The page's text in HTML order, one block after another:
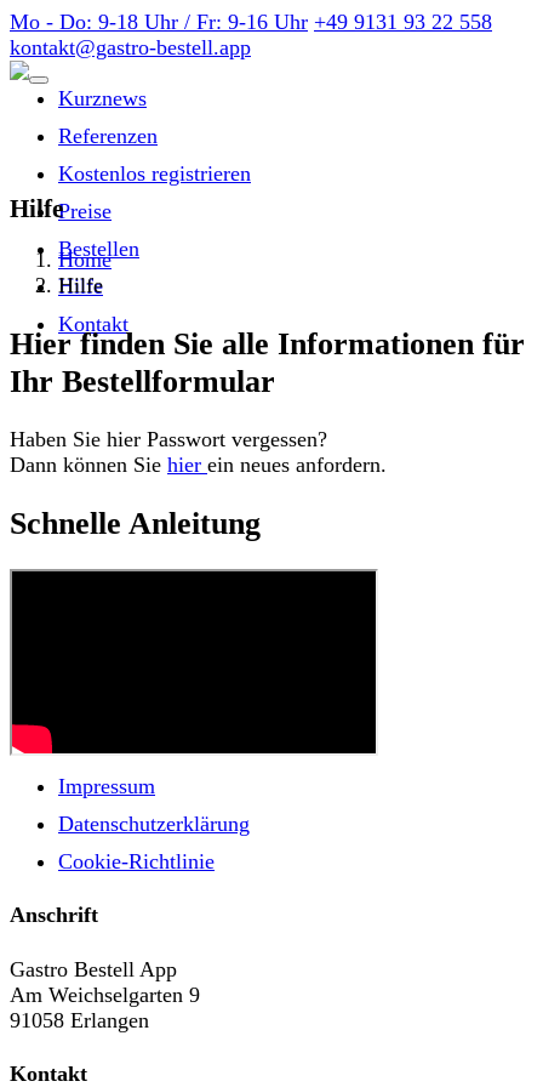
Mo - Do: 9-18 Uhr / Fr: 9-16 Uhr +49 9131 93 22 558
kontakt@gastro-bestell.app
Kurznews
Referenzen
Kostenlos registrieren
Preise
Bestellen
Hilfe
Kontakt
Hilfe
Home
Hilfe
Hier finden Sie alle Informationen für
Ihr Bestellformular
Haben Sie hier Passwort vergessen?
Dann können Sie hier ein neues anfordern.
Schnelle Anleitung
Impressum
Datenschutzerklärung
Cookie-Richtlinie
Anschrift
Gastro Bestell App
Am Weichselgarten 9
91058 Erlangen
Kontakt